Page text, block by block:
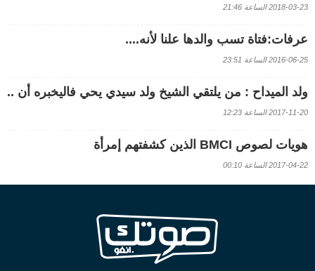
2018-03-23 الساعة 21:46
عرفات:فتاة تسب والدها علنا لأنه....
2016-06-25 الساعة 23:51
ولد الميداح : من يلتقي الشيخ ولد سيدي يحي فاليخبره أن ..
2017-11-20 الساعة 12:23
هويات لصوص BMCI الذين كشفتهم إمرأة
2017-04-22 الساعة 00:10